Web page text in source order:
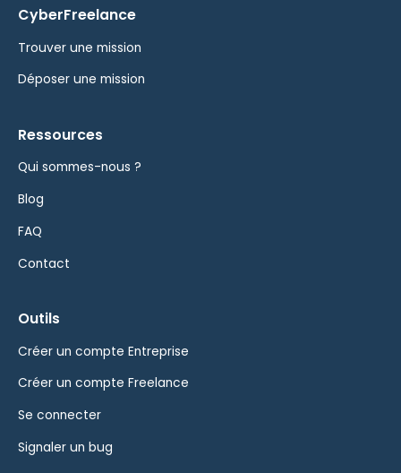
CyberFreelance
Trouver une mission
Déposer une mission
Ressources
Qui sommes-nous ?
Blog
FAQ
Contact
Outils
Créer un compte Entreprise
Créer un compte Freelance
Se connecter
Signaler un bug